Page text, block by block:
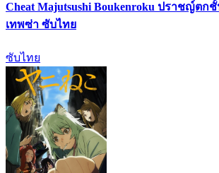
Cheat Majutsushi Boukenroku ปราชญ์ตก
เทพซ่า ซับไทย
ซับไทย